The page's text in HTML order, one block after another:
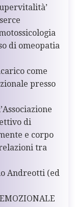
di omeopatia
come
presso
di
e corpo
tra
Andreotti (ed